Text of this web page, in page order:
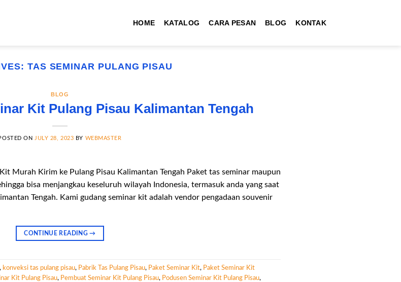
HOME KATALOG CARA PESAN BLOG KONTAK
TAS SEMINAR PULANG PISAU
BLOG
Kit Pulang Pisau Kalimantan Tengah
ON JULY 28, 2023 BY WEBMASTER
Murah Kirim ke Pulang Pisau Kalimantan Tengah Paket tas seminar maupun
bisa menjangkau keseluruh wilayah Indonesia, termasuk anda yang saat
Tengah. Kami gudang seminar kit adalah vendor pengadaan souvenir
CONTINUE READING→
, konveksi tas pulang pisau, Pabrik Tas Pulang Pisau, Paket Seminar Kit, Paket Seminar Kit
Kit Pulang Pisau, Pembuat Seminar Kit Pulang Pisau, Podusen Seminar Kit Pulang Pisau,